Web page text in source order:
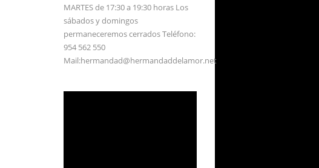
MARTES de 17:30 a 19:30 horas Los
sábados y domingos
permaneceremos cerrados Teléfono:
954 562 550
Mail:hermandad@hermandaddelamor.net